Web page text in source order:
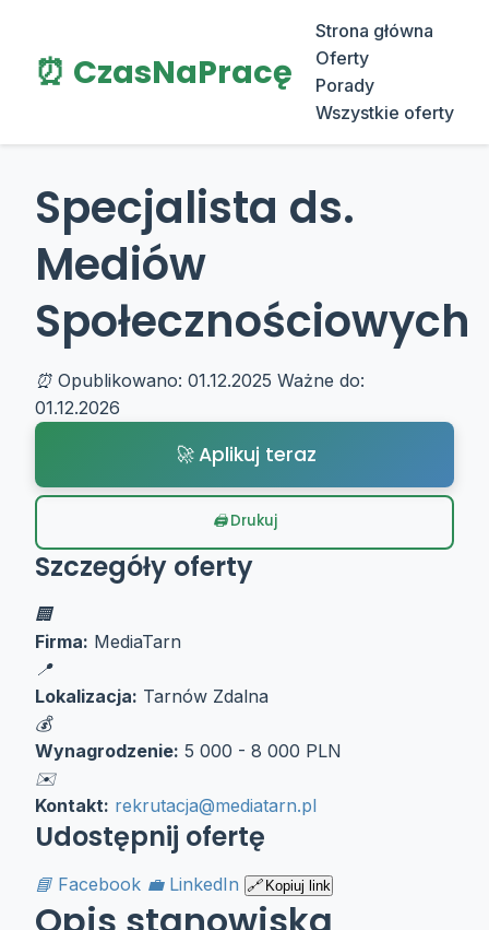
⏰ CzasNaPracę
Strona główna
Oferty
Porady
Wszystkie oferty
Specjalista ds.
Mediów
Społecznościowych
Opublikowano: 01.12.2025 Ważne do:
01.12.2026
Aplikuj teraz
Drukuj
Szczegóły oferty
Firma: MediaTarn
Lokalizacja: Tarnów Zdalna
Wynagrodzenie: 5 000 - 8 000 PLN
Kontakt: rekrutacja@mediatarn.pl
Udostępnij ofertę
Facebook LinkedIn Kopiuj link